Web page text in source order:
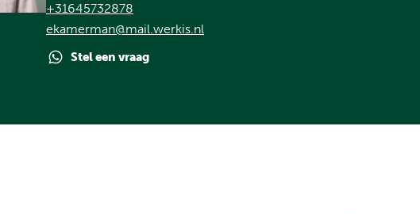
+31645732878
ekamerman@mail.werkis.nl
Stel een vraag